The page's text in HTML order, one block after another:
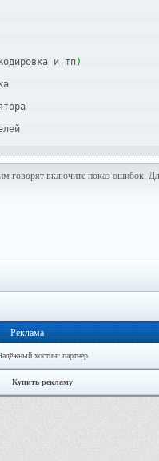
и тп)
говорят включите показ ошибок.
Реклама
хостинг партнер
Купить рекламу